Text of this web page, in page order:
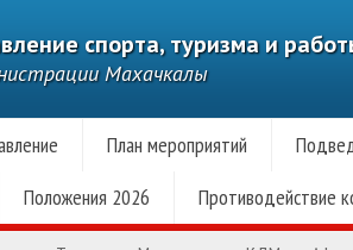
спорта, туризма и
Махачкалы
План мероприятий
Положения 2026 Противодействие